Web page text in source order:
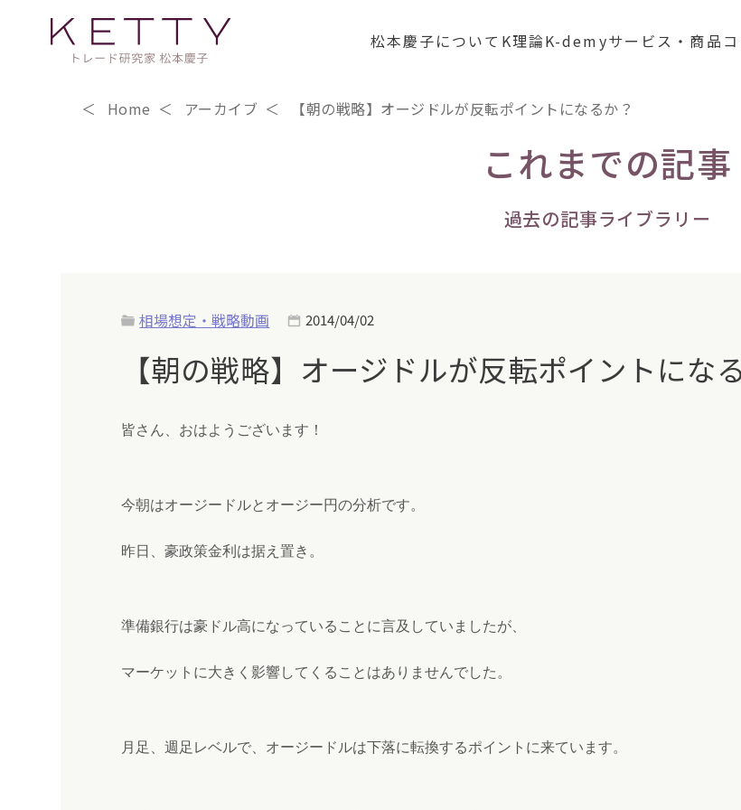
松本慶子について K理論K-demyサービス・商品
Home アーカイブ 【朝の戦略】オージドルが反転ポイントになるか？
これまでの記事
過去の記事ライブラリー
相場想定・戦略動画 2014/04/02
【朝の戦略】オージドルが反転ポイントにな
皆さん、おはようございます！
今朝はオージードルとオージー円の分析です。
昨日、豪政策金利は据え置き。
準備銀行は豪ドル高になっていることに言及していましたが、
マーケットに大きく影響してくることはありませんでした。
月足、週足レベルで、オージードルは下落に転換するポイントに来ています。